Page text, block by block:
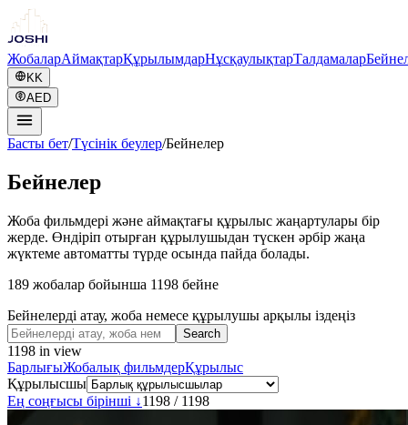
ЖобаларАймақтарҚұрылымдарНұсқаулықтарТалдамалар
KK
AED
Басты бет/Түсінік беулер/Бейнелер
Бейнелер
Жоба фильмдері және аймақтағы құрылыс жаңартулары бір
жерде. Өндіріп отырған құрылушыдан түскен әрбір жаңа
жүктеме автоматты түрде осында пайда болады.
189 жобалар бойынша 1198 бейне
Бейнелерді атау, жоба немесе құрылушы арқылы іздеңіз
Search
1198 in view
БарлығыЖобалық фильмдерҚұрылыс
Құрылысшы
Ең соңғысы бірінші ↓1198 / 1198